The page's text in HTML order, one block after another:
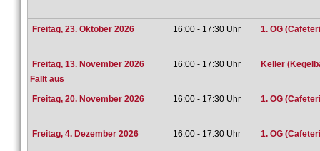
Freitag, 23. Oktober 2026 16:00 - 17:30 Uhr 1. OG
Freitag, 13. November 2026
Fällt aus
16:00 - 17:30 Uhr Keller
Freitag, 20. November 2026 16:00 - 17:30 Uhr 1. OG
Freitag, 4. Dezember 2026 16:00 - 17:30 Uhr 1. OG